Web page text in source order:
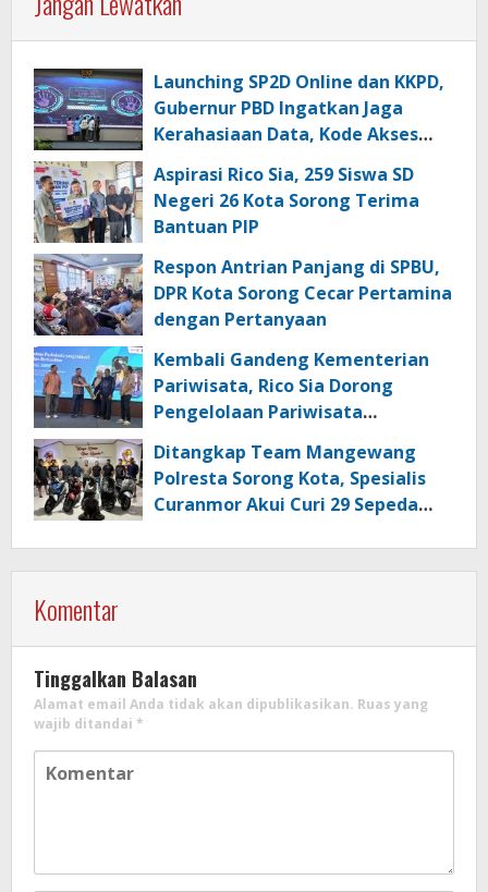
Launching SP2D Online dan KKPD,
Gubernur PBD Ingatkan Jaga
Kerahasiaan Data, Kode Akses
Aspirasi Rico Sia, 259 Siswa SD
Negeri 26 Kota Sorong Terima
Bantuan PIP
Respon Antrian Panjang di SPBU,
DPR Kota Sorong Cecar Pertamina
dengan Pertanyaan
Kembali Gandeng Kementerian
Pariwisata, Rico Sia Dorong
Pengelolaan Pariwisata
Ditangkap Team Mangewang
Polresta Sorong Kota, Spesialis
Curanmor Akui Curi 29 Sepeda
Komentar
Tinggalkan Balasan
Alamat email Anda tidak akan dipublikasikan. Ruas yang
wajib ditandai *